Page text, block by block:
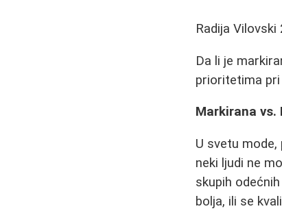
Radija Vilovski
Da li je
prioritetima pri
Markirana vs.
U svetu
neki ljudi ne
skupih
bolja, ili se